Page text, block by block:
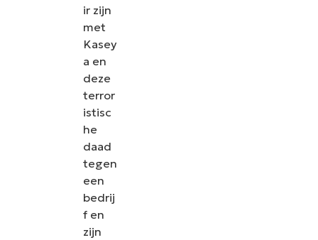
ir zijn
met
Kasey
a en
deze
terror
istisc
he
daad
tegen
een
bedrij
f en
zijn